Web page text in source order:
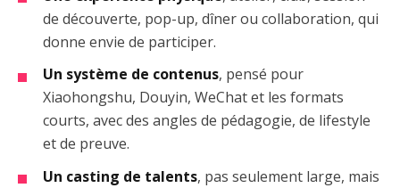
de découverte, pop-up, dîner ou collaboration, qui
donne envie de participer.
Un système de contenus, pensé pour
Xiaohongshu, Douyin, WeChat et les formats
courts, avec des angles de pédagogie, de lifestyle
et de preuve.
Un casting de talents, pas seulement large, mais